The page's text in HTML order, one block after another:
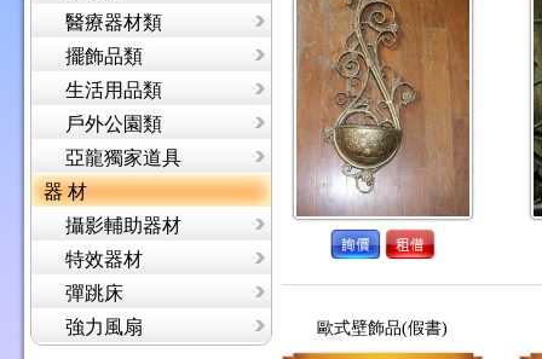
醫療器材類
擺飾品類
生活用品類
戶外公園類
亞龍獨家道具
器 材
攝影輔助器材
特效器材
彈跳床
強力風扇
歐式壁飾品(假書)